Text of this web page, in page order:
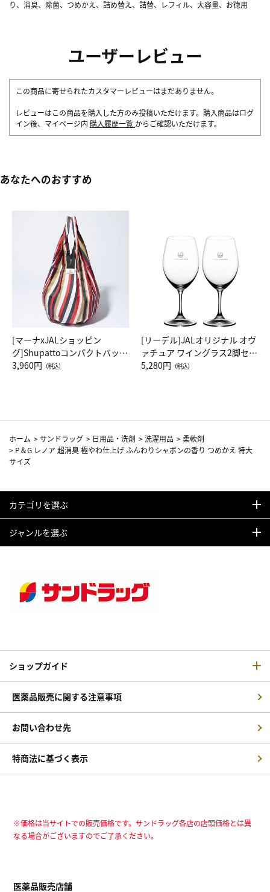
り、消臭、除菌、つめかえ、詰め替え、詰替、レフィル、大容量、お徳用
ユーザーレビュー
この商品に寄せられたカスタマーレビューはまだありません。
レビューはこの商品を購入した方のみ投稿いただけます。購入商品はログ
イン後、マイページ内 購入履歴一覧 からご確認いただけます。
あなたへのおすすめ
[マーナxJALショッピン
グ]Shupattoコンパクトバッグ
Drop JAL客室乗務員（LC）ス
3,960円 （税込）
[リーデル]JALオリジナル オヴ
ァチュア ワイングラス2脚セッ
ト（レッドワイン）
5,280円 （税込）
ホーム >サンドラッグ > 日用品・洗剤 >洗濯用品 >柔軟剤
> P＆G レノア 超消臭 極やわ仕上げ ふんわりシャボンの香り つめかえ 特大
サイズ
カテゴリを選ぶ
ジャンルを選ぶ
ショップガイド
医薬品販売に関する注意事項
お問い合わせ先
特商法に基づく表示
※価格は当サイトでの販売価格です。サンドラッグ各店の店頭価格とは異
なる場合がございますのでご了承ください。
医薬品販売店舗